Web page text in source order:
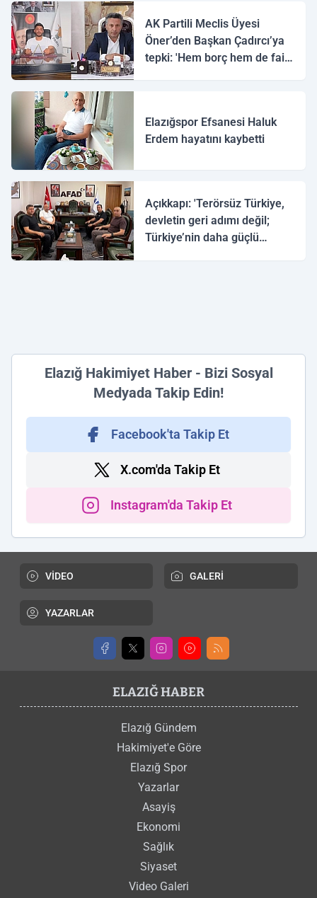
AK Partili Meclis Üyesi
Öner’den Başkan Çadırcı’ya
tepki: 'Hem borç hem de faiz
Elazığspor Efsanesi Haluk
Erdem hayatını kaybetti
Açıkkapı: 'Terörsüz Türkiye,
devletin geri adımı değil;
Türkiye’nin daha güçlü
Elazığ Hakimiyet Haber - Bizi Sosyal
Medyada Takip Edin!
Facebook'ta Takip Et
X.com'da Takip Et
Instagram'da Takip Et
VİDEO GALERİ
YAZARLAR
ELAZIĞ HABER
Elazığ Gündem
Hakimiyet'e Göre
Elazığ Spor
Yazarlar
Asayiş
Ekonomi
Sağlık
Siyaset
Video Galeri